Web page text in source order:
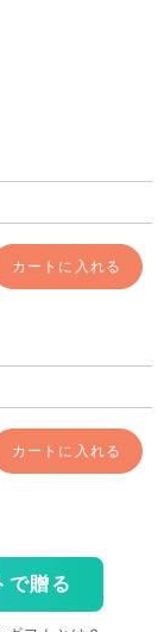
カートに入れる
カートに入れる
で贈る